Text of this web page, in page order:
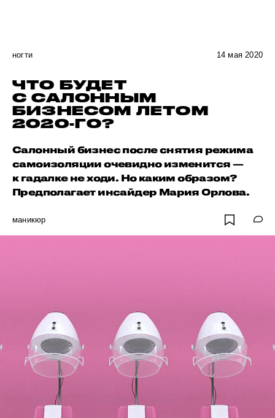
ногти 14 мая 2020
ЧТО БУДЕТ
С САЛОННЫМ
БИЗНЕСОМ ЛЕТОМ
2020-ГО?
Салонный бизнес после снятия режима
самоизоляции очевидно изменится —
к гадалке не ходи. Но каким образом?
Предполагает инсайдер Мария Орлова.
маникюр